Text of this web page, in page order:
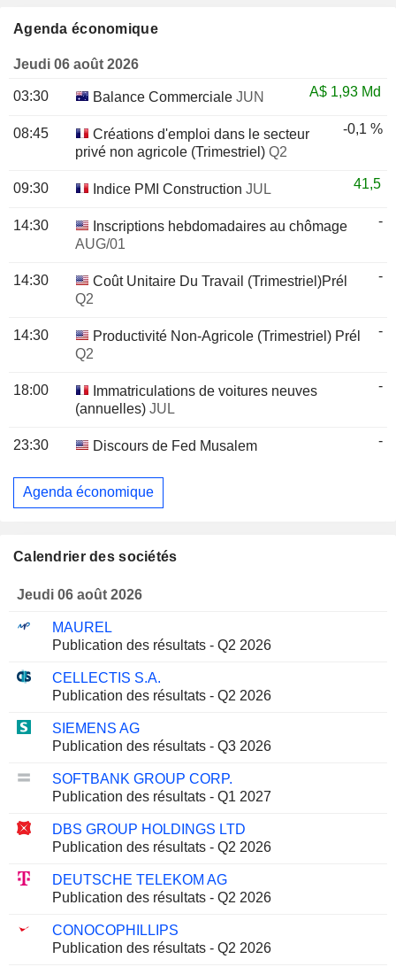
Agenda économique
Jeudi 06 août 2026
03:30 Balance Commerciale JUN A$ 1,93 Md
08:45
Créations d'emploi dans le secteur
privé non agricole (Trimestriel) Q2
-0,1 %
09:30 Indice PMI Construction JUL 41,5
14:30
Inscriptions hebdomadaires au chômage
AUG/01
-
14:30
Coût Unitaire Du Travail (Trimestriel)Prél
Q2
-
14:30
Productivité Non-Agricole (Trimestriel) Prél
Q2
-
18:00
Immatriculations de voitures neuves
(annuelles) JUL
-
23:30 Discours de Fed Musalem -
Agenda économique
Calendrier des sociétés
Jeudi 06 août 2026
MAUREL
Publication des résultats - Q2 2026
CELLECTIS S.A.
Publication des résultats - Q2 2026
SIEMENS AG
Publication des résultats - Q3 2026
SOFTBANK GROUP CORP.
Publication des résultats - Q1 2027
DBS GROUP HOLDINGS LTD
Publication des résultats - Q2 2026
DEUTSCHE TELEKOM AG
Publication des résultats - Q2 2026
CONOCOPHILLIPS
Publication des résultats - Q2 2026